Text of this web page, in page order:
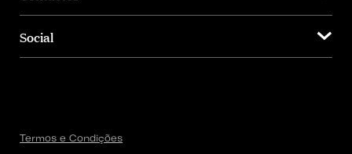
Social
Termos e Condições